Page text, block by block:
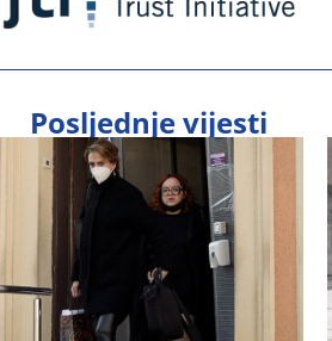
Posljednje vijesti